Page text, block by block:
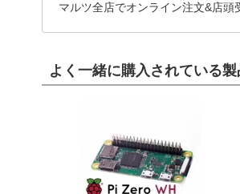
マルツ全店でオンライン注文&店頭
よく一緒に購入されている製